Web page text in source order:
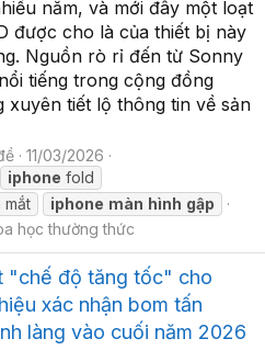
năm, và mới đây một loạt
được cho là của thiết bị này
Nguồn rò rỉ đến từ Sonny
tiếng trong cộng đồng
xuyên tiết lộ thông tin về sản
11/03/2026
iphone fold
mắt iphone màn hình gập
học thường thức
"chế độ tăng tốc" cho
xác nhận bom tấn
làng vào cuối năm 2026